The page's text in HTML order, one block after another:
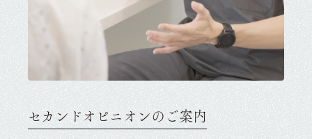
セカンドオピニオンのご案内